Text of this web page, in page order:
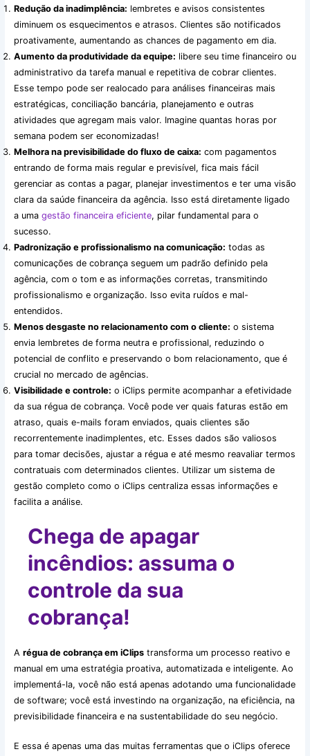
Redução da inadimplência: lembretes e avisos consistentes
diminuem os esquecimentos e atrasos. Clientes são notificados
proativamente, aumentando as chances de pagamento em dia.
Aumento da produtividade da equipe: libere seu time financeiro ou
administrativo da tarefa manual e repetitiva de cobrar clientes.
Esse tempo pode ser realocado para análises financeiras mais
estratégicas, conciliação bancária, planejamento e outras
atividades que agregam mais valor. Imagine quantas horas por
semana podem ser economizadas!
Melhora na previsibilidade do fluxo de caixa: com pagamentos
entrando de forma mais regular e previsível, fica mais fácil
gerenciar as contas a pagar, planejar investimentos e ter uma visão
clara da saúde financeira da agência. Isso está diretamente ligado
a umagestão financeira eficiente, pilar fundamental para o
sucesso.
Padronização e profissionalismo na comunicação: todas as
comunicações de cobrança seguem um padrão definido pela
agência, com o tom e as informações corretas, transmitindo
profissionalismo e organização. Isso evita ruídos e mal-
entendidos.
Menos desgaste no relacionamento com o cliente: o sistema
envia lembretes de forma neutra e profissional, reduzindo o
potencial de conflito e preservando o bom relacionamento, que é
crucial no mercado de agências.
Visibilidade e controle: o iClips permite acompanhar a efetividade
da sua régua de cobrança. Você pode ver quais faturas estão em
atraso, quais e-mails foram enviados, quais clientes são
recorrentemente inadimplentes, etc. Esses dados são valiosos
para tomar decisões, ajustar a régua e até mesmo reavaliar termos
contratuais com determinados clientes. Utilizar um sistema de
gestão completo como o iClips centraliza essas informações e
facilita a análise.
Chega de apagar
incêndios: assuma o
controle da sua
cobrança!
A régua de cobrança em iClipstransforma um processo reativo e
manual em uma estratégia proativa, automatizada e inteligente. Ao
implementá-la, você não está apenas adotando uma funcionalidade
de software; você está investindo na organização, na eficiência, na
previsibilidade financeira e na sustentabilidade do seu negócio.
E essa é apenas uma das muitas ferramentas que o iClips oferece